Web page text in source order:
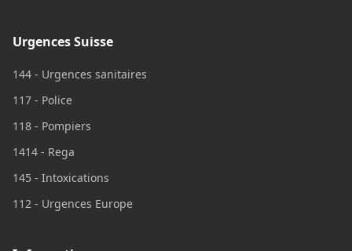
Urgences Suisse
144 - Urgences sanitaires
117 - Police
118 - Pompiers
1414 - Rega
145 - Intoxications
112 - Urgences Europe